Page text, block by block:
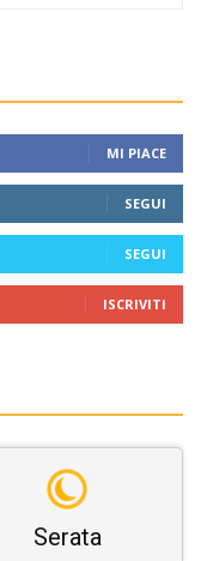
MI PIACE
SEGUI
SEGUI
ISCRIVITI
Serata